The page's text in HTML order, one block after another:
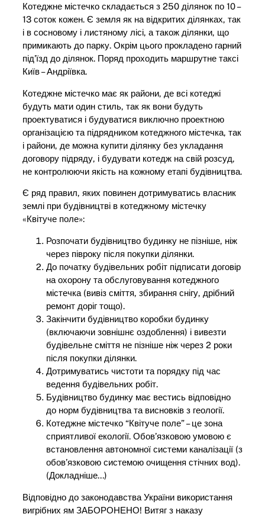
Котеджне містечко складається з 250 ділянок по 10 –
13 соток кожен. Є земля як на відкритих ділянках, так
і в сосновому і листяному лісі, а також ділянки, що
примикають до парку. Окрім цього прокладено гарний
під’їзд до ділянок. Поряд проходить маршрутне таксі
Київ – Андріївка.
Котеджне містечко має як райони, де всі котеджі
будуть мати один стиль, так як вони будуть
проектуватися і будуватися виключно проектною
організацією та підрядником котеджного містечка, так
і райони, де можна купити ділянку без укладання
договору підряду, і будувати котедж на свій розсуд,
не контролюючи якість на кожному етапі будівництва.
Є ряд правил, яких повинен дотримуватись власник
землі при будівництві в котеджному містечку
«Квітуче поле»:
Розпочати будівництво будинку не пізніше, ніж
через півроку після покупки ділянки.
До початку будівельних робіт підписати договір
на охорону та обслуговування котеджного
містечка (вивіз сміття, збирання снігу, дрібний
ремонт доріг тощо).
Закінчити будівництво коробки будинку
(включаючи зовнішнє оздоблення) і вивезти
будівельне сміття не пізніше ніж через 2 роки
після покупки ділянки.
Дотримуватись чистоти та порядку під час
ведення будівельних робіт.
Будівництво будинку має вестись відповідно
до норм будівництва та висновків з геології.
Котеджне містечко “Квітуче поле” – це зона
сприятливої ​​екології. Обов’язковою умовою є
встановлення автономної системи каналізації (з
обов’язковою системою очищення стічних вод).
(Докладніше…)
Відповідно до законодавства України використання
вигрібних ям ЗАБОРОНЕНО! Витяг з наказу